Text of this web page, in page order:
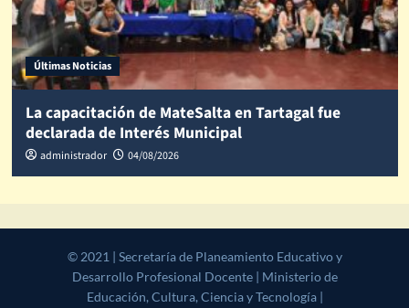
Últimas Noticias
La capacitación de MateSalta en Tartagal fue
declarada de Interés Municipal
administrador 04/08/2026
© 2021 | Secretaría de Planeamiento Educativo y Desarrollo
Profesional Docente | Ministerio de Educación, Cultura, Ciencia y
Tecnología | Gobierno de la Provincia de Salta|CoverNews